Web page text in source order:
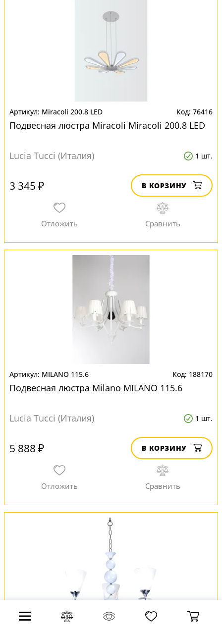
Miracoli 200.8 LED 76416
Подвесная люстра Miracoli Miracoli 200.8 LED
Lucia Tucci (Италия) 1 шт.
3 345 ₽ В КОРЗИНУ
MILANO 115.6 188170
Подвесная люстра Milano MILANO 115.6
Lucia Tucci (Италия) 1 шт.
5 888 ₽ В КОРЗИНУ